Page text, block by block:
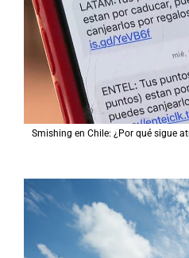
Smishing en Chile: ¿Por qué sigue